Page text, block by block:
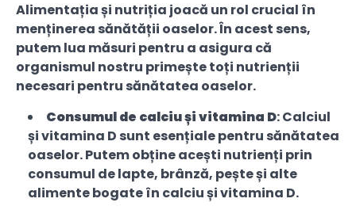
Alimentația și nutriția joacă un rol crucial în
menținerea sănătății oaselor. În acest sens,
putem lua măsuri pentru a asigura că
organismul nostru primește toți nutrienții
necesari pentru sănătatea oaselor.
Consumul de calciu și vitamina D: Calciul
și vitamina D sunt esențiale pentru sănătatea
oaselor. Putem obține acești nutrienți prin
consumul de lapte, brânză, pește și alte
alimente bogate în calciu și vitamina D.